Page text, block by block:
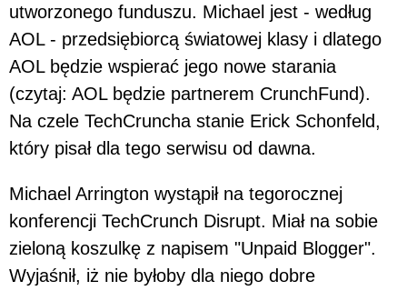
utworzonego funduszu. Michael jest - według
AOL - przedsiębiorcą światowej klasy i dlatego
AOL będzie wspierać jego nowe starania
(czytaj: AOL będzie partnerem CrunchFund).
Na czele TechCruncha stanie Erick Schonfeld,
który pisał dla tego serwisu od dawna.
Michael Arrington wystąpił na tegorocznej
konferencji TechCrunch Disrupt. Miał na sobie
zieloną koszulkę z napisem "Unpaid Blogger".
Wyjaśnił, iż nie byłoby dla niego dobre